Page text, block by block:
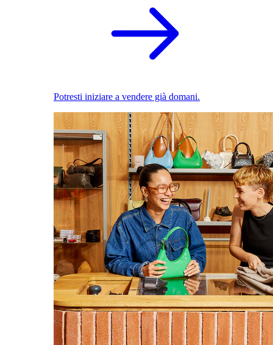
Potresti iniziare a vendere già domani.